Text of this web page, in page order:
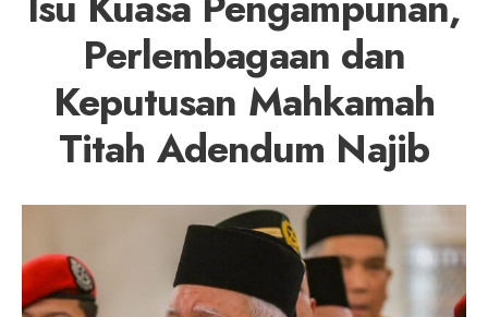
Perlembagaan dan
Keputusan Mahkamah
Titah Adendum Najib